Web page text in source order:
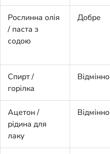
Рослинна олія
/ паста з
содою
Добре
Спирт /
горілка
Відмінно
Ацетон /
рідина для
лаку
Відмінно